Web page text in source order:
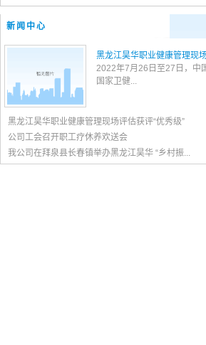
新闻中心
黑龙江昊华职业健康管理现
2022年7月26日至27日，中
国家卫健...
黑龙江昊华职业健康管理现场评估获评“优秀级”
公司工会召开职工疗休养欢送会
我公司在拜泉县长春镇举办黑龙江昊华 “乡村振...